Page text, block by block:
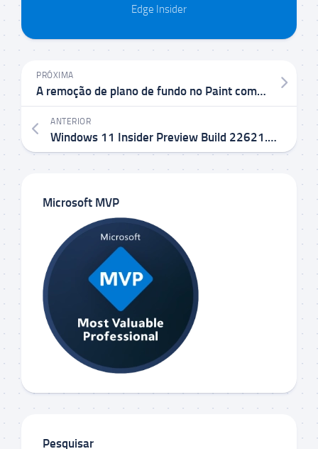
Edge Insider
PRÓXIMA
A remoção de plano de fundo no Paint começa a ser implementada para Windows Insiders
ANTERIOR
Windows 11 Insider Preview Build 22621.2271 e 22631.2271 KB5030316 no Canal Beta
Microsoft MVP
Pesquisar